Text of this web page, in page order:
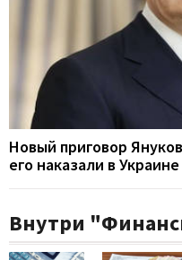
Новый приговор
его наказали в
Внутри